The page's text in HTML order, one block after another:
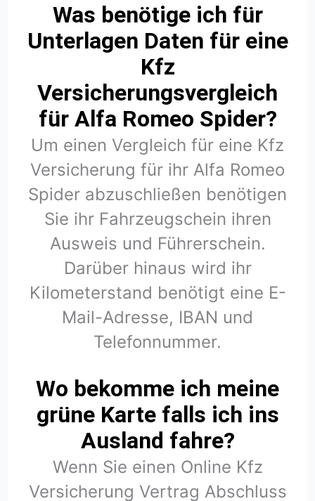
Was benötige ich für
Unterlagen Daten für eine
Kfz
Versicherungsvergleich
für Alfa Romeo Spider?
Um einen Vergleich für eine Kfz
Versicherung für ihr Alfa Romeo
Spider abzuschließen benötigen
Sie ihr Fahrzeugschein ihren
Ausweis und Führerschein.
Darüber hinaus wird ihr
Kilometerstand benötigt eine E-
Mail-Adresse, IBAN und
Telefonnummer.
Wo bekomme ich meine
grüne Karte falls ich ins
Ausland fahre?
Wenn Sie einen Online Kfz
Versicherung Vertrag Abschluss